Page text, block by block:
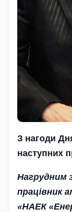
З нагоди
наступних
Нагрудним
працівник
«НАЕК